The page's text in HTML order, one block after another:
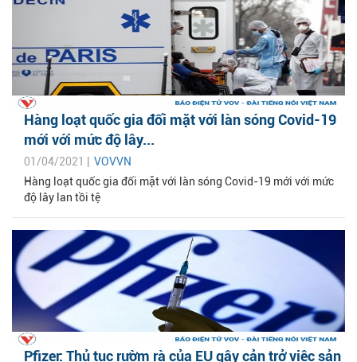
Hàng loạt quốc gia đối mặt với làn sóng Covid-19
mới với mức độ lây...
01/04/2021 | VOVVN
Hàng loạt quốc gia đối mặt với làn sóng Covid-19 mới với mức
độ lây lan tồi tệ
Pfizer: Thủ tục rườm rà của EU gây cản trở việc sản